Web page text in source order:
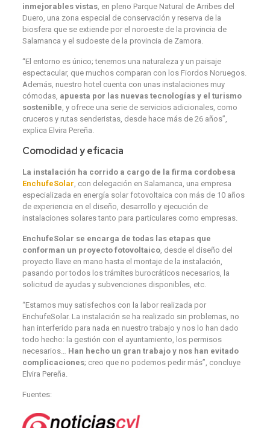
inmejorables vistas, en pleno Parque Natural de Arribes del
Duero, una zona especial de conservación y reserva de la
biosfera que se extiende por el noroeste de la provincia de
Salamanca y el sudoeste de la provincia de Zamora.
“El entorno es único; tenemos una naturaleza y un paisaje
espectacular, que muchos comparan con los Fiordos Noruegos.
Además, nuestro hotel cuenta con unas instalaciones muy
cómodas, apuesta por las nuevas tecnologías y el turismo
sostenible , y ofrece una serie de servicios adicionales, como
cruceros y rutas senderistas, desde hace más de 26 años”,
explica Elvira Pereña.
Comodidad y eficacia
La instalación ha corrido a cargo de la firma cordobesa
EnchufeSolar , con delegación en Salamanca, una empresa
especializada en energía solar fotovoltaica con más de 10 años
de experiencia en el diseño, desarrollo y ejecución de
instalaciones solares tanto para particulares como empresas.
EnchufeSolar se encarga de todas las etapas que
conforman un proyecto fotovoltaico, desde el diseño del
proyecto llave en mano hasta el montaje de la instalación,
pasando por todos los trámites burocráticos necesarios, la
solicitud de ayudas y subvenciones disponibles, etc.
“Estamos muy satisfechos con la labor realizada por
EnchufeSolar. La instalación se ha realizado sin problemas, no
han interferido para nada en nuestro trabajo y nos lo han dado
todo hecho: la gestión con el ayuntamiento, los permisos
necesarios…
Han hecho un gran trabajo y nos han evitado
complicaciones; creo que no podemos pedir más”, concluye
Elvira Pereña.
Fuentes: